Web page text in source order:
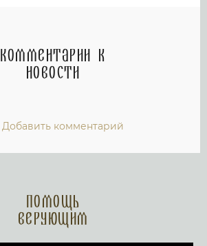
Комментарии к
новости
Добавить комментарий
Помощь
верующим